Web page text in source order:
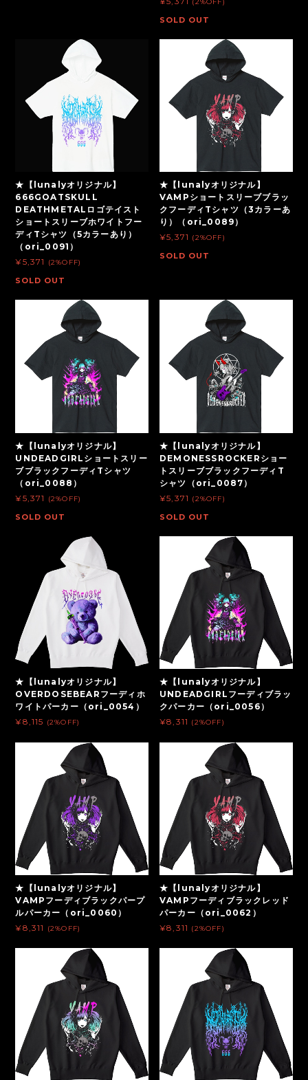
SOLD OUT
★【lunalyオリジナル】
666GOATSKULL
DEATHMETALロゴテイスト
ショートスリーブホワイトフー
ディTシャツ（5カラーあり）
（ori_0091）
¥5,371
(2%OFF)
SOLD OUT
★【lunalyオリジナル】
VAMPショートスリーブブラッ
クフーディTシャツ（3カラーあ
り）（ori_0089）
¥5,371 (2%OFF)
SOLD OUT
★【lunalyオリジナル】
UNDEADGIRLショートスリー
ブブラックフーディTシャツ
（ori_0088）
¥5,371
(2%OFF)
SOLD OUT
★【lunalyオリジナル】
DEMONESSROCKERショー
トスリーブブラックフーディT
シャツ（ori_0087）
¥5,371 (2%OFF)
SOLD OUT
★【lunalyオリジナル】
OVERDOSEBEARフーディホ
ワイトパーカー（ori_0054）
¥8,115 (2%OFF)
★【lunalyオリジナル】
UNDEADGIRLフーディブラッ
クパーカー（ori_0056）
¥8,311 (2%OFF)
★【lunalyオリジナル】
VAMPフーディブラックパープ
ルパーカー（ori_0060）
¥8,311
(2%OFF)
★【lunalyオリジナル】
VAMPフーディブラックレッド
パーカー（ori_0062）
¥8,311 (2%OFF)